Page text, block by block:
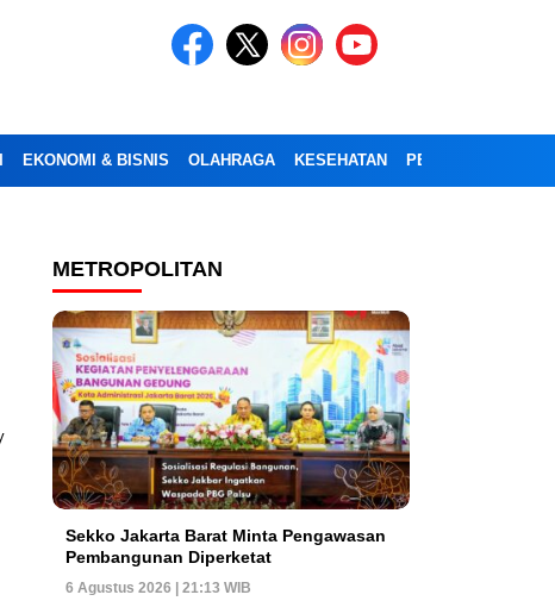
EKONOMI & BISNIS OLAHRAGA KESEHATAN PENDIDIKAN
METROPOLITAN
Sekko Jakarta Barat Minta Pengawasan
Pembangunan Diperketat
6 Agustus 2026 | 21:13 WIB